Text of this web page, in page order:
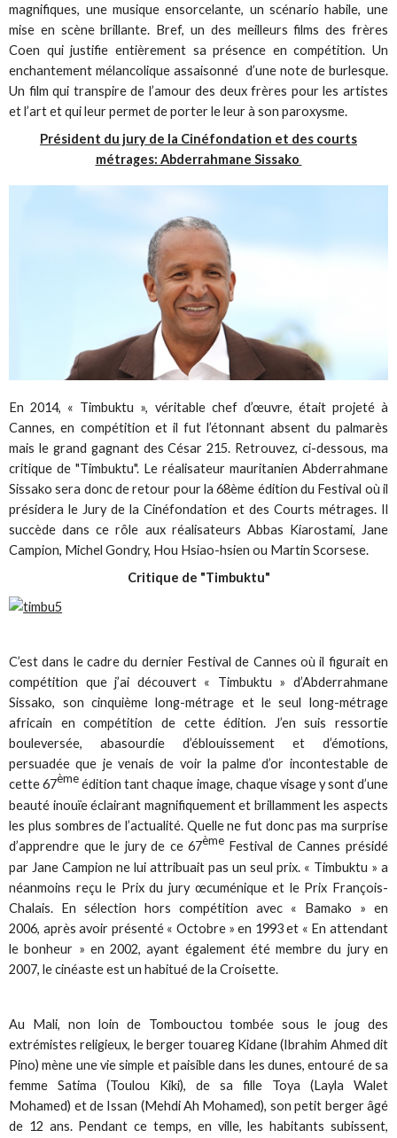
magnifiques, une musique ensorcelante, un scénario habile, une
mise en scène brillante. Bref, un des meilleurs films des frères
Coen qui justifie entièrement sa présence en compétition. Un
enchantement mélancolique assaisonné d’une note de burlesque.
Un film qui transpire de l’amour des deux frères pour les artistes
et l’art et qui leur permet de porter le leur à son paroxysme.
Président du jury de la Cinéfondation et des courts
métrages: Abderrahmane Sissako
En 2014, « Timbuktu », véritable chef d’œuvre, était projeté à
Cannes, en compétition et il fut l’étonnant absent du palmarès
mais le grand gagnant des César 215. Retrouvez, ci-dessous, ma
critique de "Timbuktu". Le réalisateur mauritanien Abderrahmane
Sissako sera donc de retour pour la 68ème édition du Festival où il
présidera le Jury de la Cinéfondation et des Courts métrages. Il
succède dans ce rôle aux réalisateurs Abbas Kiarostami, Jane
Campion, Michel Gondry, Hou Hsiao-hsien ou Martin Scorsese.
Critique de "Timbuktu"
C’est dans le cadre du dernier Festival de Cannes où il figurait en
compétition que j’ai découvert « Timbuktu » d’Abderrahmane
Sissako, son cinquième long-métrage et le seul long-métrage
africain en compétition de cette édition. J’en suis ressortie
bouleversée, abasourdie d’éblouissement et d’émotions,
persuadée que je venais de voir la palme d’or incontestable de
cette 67èmeédition tant chaque image, chaque visage y sont d’une
beauté inouïe éclairant magnifiquement et brillamment les aspects
les plus sombres de l’actualité. Quelle ne fut donc pas ma surprise
d’apprendre que le jury de ce 67èmeFestival de Cannes présidé
par Jane Campion ne lui attribuait pas un seul prix. « Timbuktu » a
néanmoins reçu le Prix du jury œcuménique et le Prix François-
Chalais. En sélection hors compétition avec « Bamako » en
2006, après avoir présenté « Octobre » en 1993 et « En attendant
le bonheur » en 2002, ayant également été membre du jury en
2007, le cinéaste est un habitué de la Croisette.
Au Mali, non loin de Tombouctou tombée sous le joug des
extrémistes religieux, le berger touareg Kidane (Ibrahim Ahmed dit
Pino) mène une vie simple et paisible dans les dunes, entouré de sa
femme Satima (Toulou Kiki), de sa fille Toya (Layla Walet
Mohamed) et de Issan (Mehdi Ah Mohamed), son petit berger âgé
de 12 ans. Pendant ce temps, en ville, les habitants subissent,